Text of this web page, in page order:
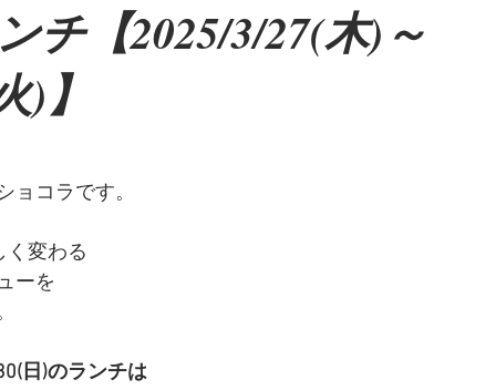
チ【2025/3/27(木)～
)】
ョコラです。
く変わる
ーを
日)のランチは